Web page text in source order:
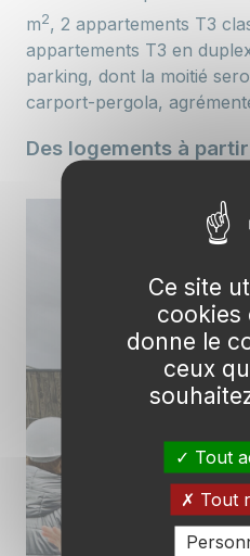
m2, 2 appartements T3
appartements T3 en
parking, dont la moitié
carport-pergola,
Des logements à
Ce site
cookies
donne le
ceux
Tout
Tout